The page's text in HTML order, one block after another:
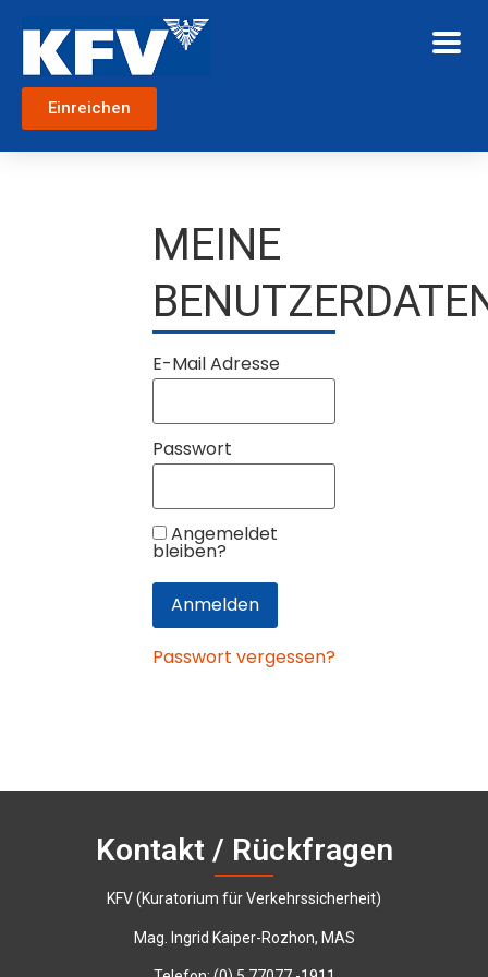
Einreichen
MEINE
E-Mail Adresse
Passwort
Angemeldet
bleiben?
Passwort vergessen?
Kontakt / Rückfragen
KFV (Kuratorium für Verkehrssicherheit)
Mag. Ingrid Kaiper-Rozhon, MAS